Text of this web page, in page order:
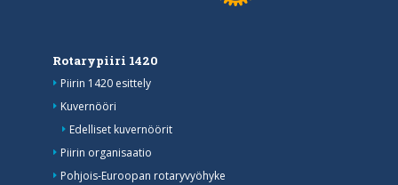
Rotarypiiri 1420
Piirin 1420 esittely
Kuvernööri
Edelliset kuvernöörit
Piirin organisaatio
Pohjois-Euroopan rotaryvyöhyke